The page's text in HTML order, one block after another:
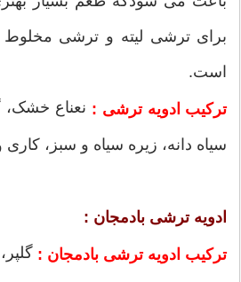
برای ترشی لیته و ترشی
است.
ترکیب ادویه ترشی : نعناع خشک،
سیاه دانه، زیره سیاه و سبز، کاری
ادویه ترشی بادمجان :
ترکیب ادویه ترشی بادمجان :